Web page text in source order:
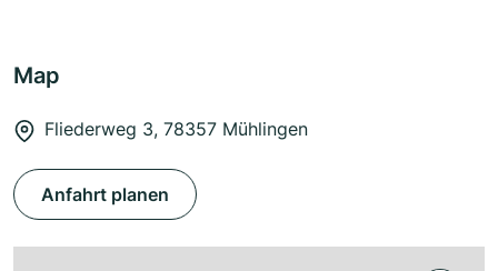
Map
Fliederweg 3, 78357 Mühlingen
Anfahrt planen